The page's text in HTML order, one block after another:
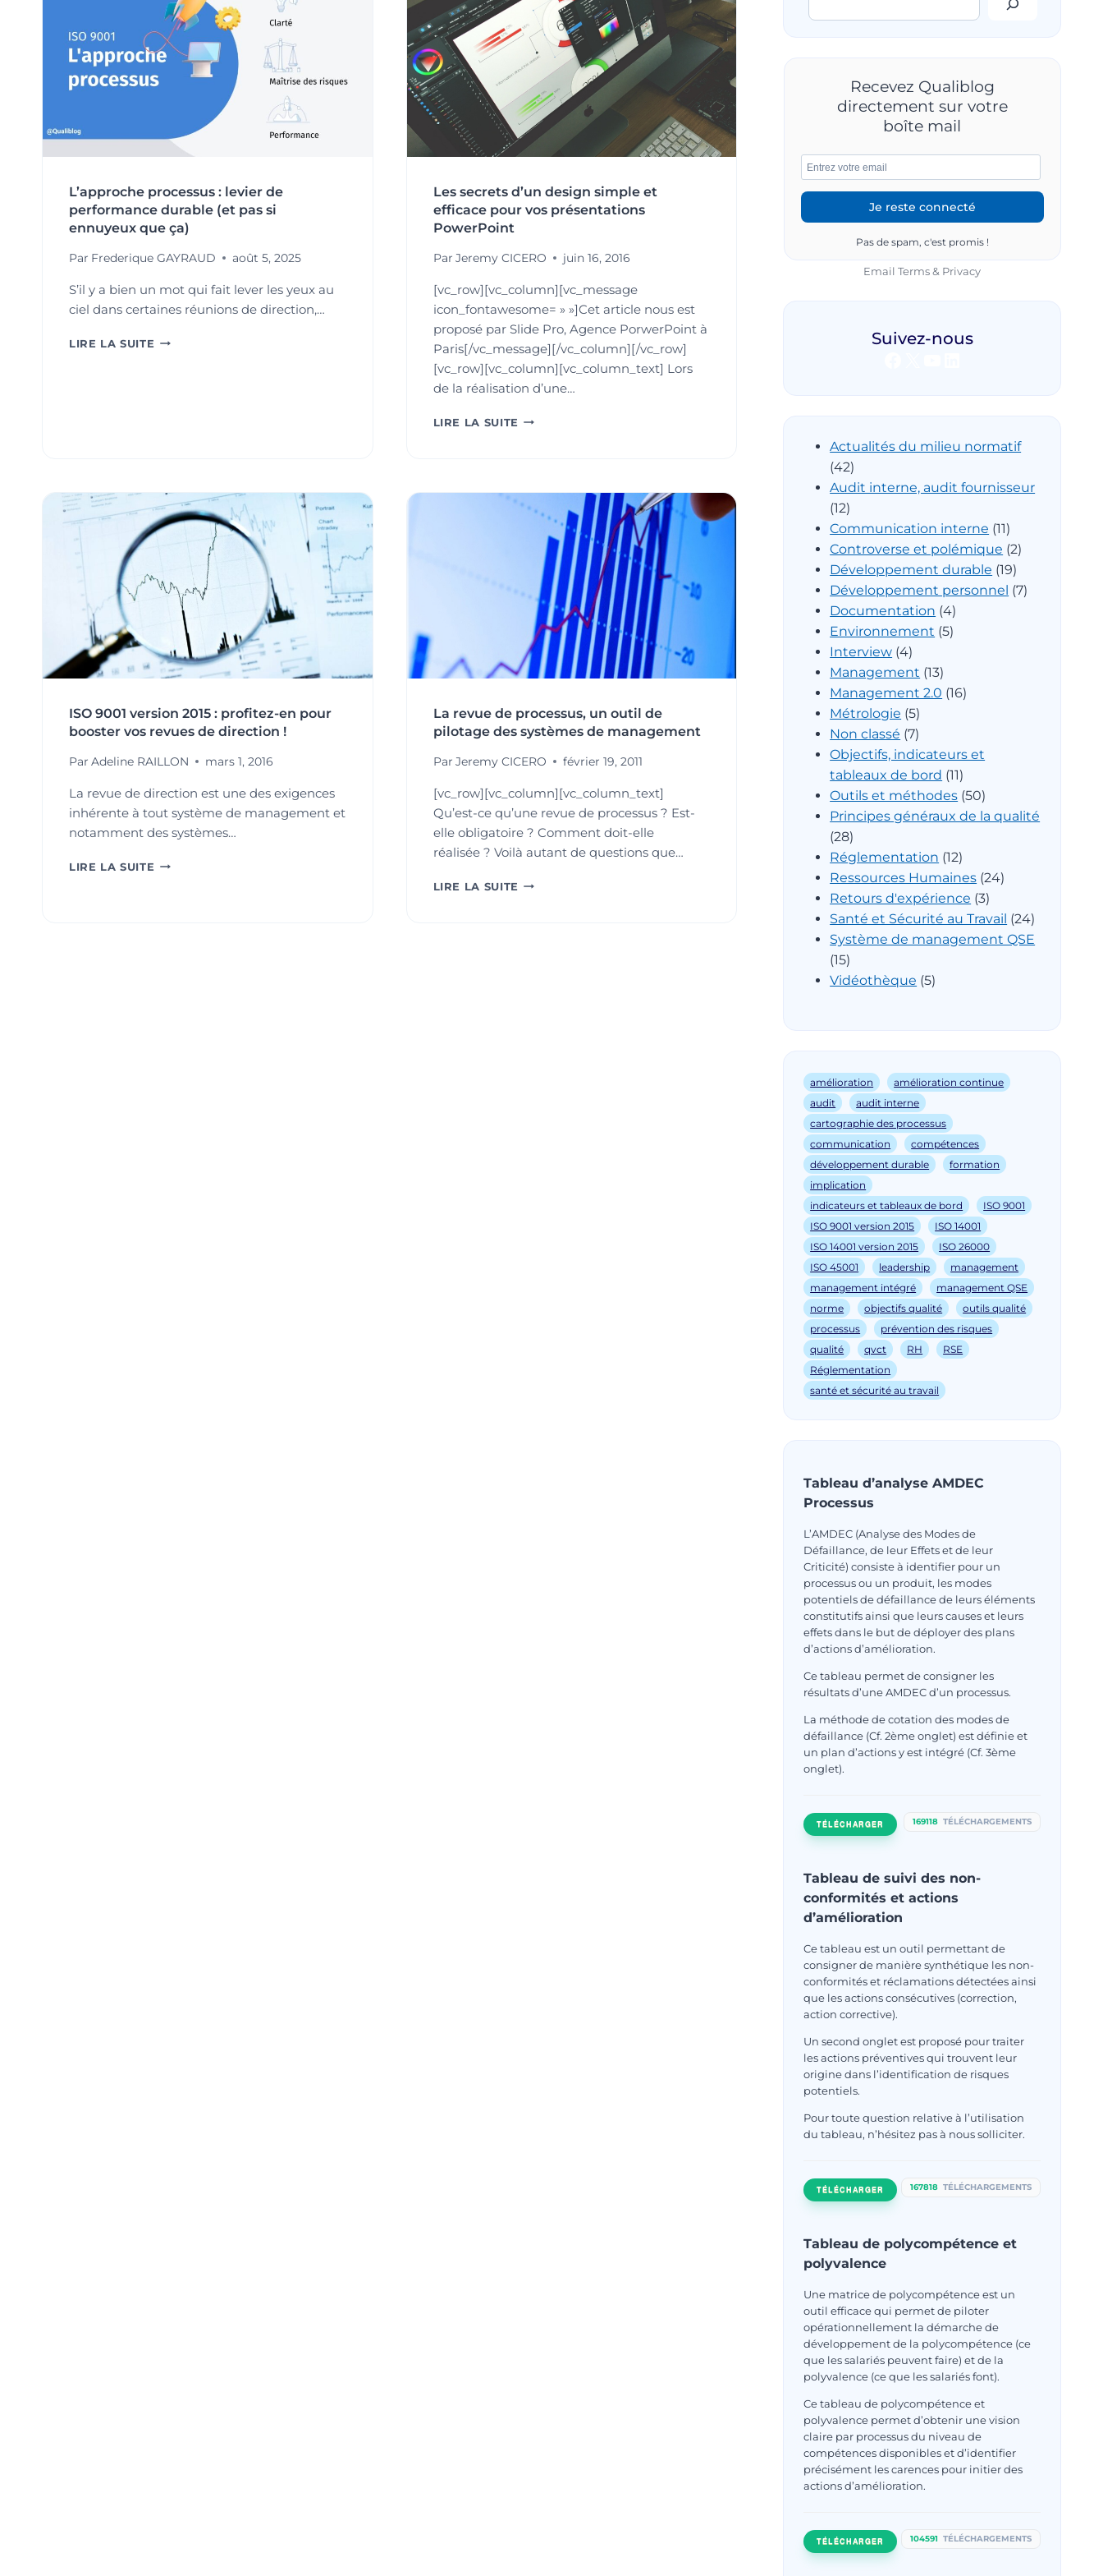
L’approche processus : levier de
performance durable (et pas si
ennuyeux que ça)
Par Frederique GAYRAUD août 5, 2025
S’il y a bien un mot qui fait lever les yeux au
ciel dans certaines réunions de direction,…
LIRE LA SUITE L’APPROCHE
ENNUYEUX
QUE
ÇA)
Les secrets d’un design simple et
efficace pour vos présentations
PowerPoint
Par Jeremy CICERO juin 16, 2016
[vc_row][vc_column][vc_message
icon_fontawesome= » »]Cet article nous est
proposé par Slide Pro, Agence PorwerPoint à
Paris[/vc_message][/vc_column][/vc_row]
[vc_row][vc_column][vc_column_text] Lors
de la réalisation d’une…
LIRE LA SUITE LES
ET
EFFICACE
POUR
PRÉSENTATIONS
POWERPOINT
ISO 9001 version 2015 : profitez-en pour
booster vos revues de direction !
Par Adeline RAILLON mars 1, 2016
La revue de direction est une des exigences
inhérente à tout système de management et
notamment des systèmes…
LIRE LA SUITE ISO
La revue de processus, un outil de
pilotage des systèmes de management
Par Jeremy CICERO février 19, 2011
[vc_row][vc_column][vc_column_text]
Qu’est-ce qu’une revue de processus ? Est-
elle obligatoire ? Comment doit-elle
réalisée ? Voilà autant de questions que…
LIRE LA SUITE LA
Recevez Qualiblog
directement sur votre
boîte mail
Pas de spam, c'est promis !
EmailTerms & Privacy
Suivez-nous
Actualités du milieu normatif
(42)
Audit interne, audit fournisseur
(12)
Communication interne (11)
Controverse et polémique (2)
Développement durable (19)
Développement personnel (7)
Documentation (4)
Environnement (5)
Interview (4)
Management (13)
Management 2.0 (16)
Métrologie (5)
Non classé (7)
Objectifs, indicateurs et
tableaux de bord (11)
Outils et méthodes (50)
Principes généraux de la qualité
(28)
Réglementation (12)
Ressources Humaines (24)
Retours d'expérience (3)
Santé et Sécurité au Travail (24)
Système de management QSE
(15)
Vidéothèque (5)
amélioration
amélioration continue
audit
audit interne
cartographie des processus
communication
compétences
développement durable
formation
implication
indicateurs et tableaux de bord
ISO 9001
ISO 9001 version 2015
ISO 14001
ISO 14001 version 2015
ISO 26000
ISO 45001
leadership
management
management intégré
management QSE
norme
objectifs qualité
outils qualité
processus
prévention des risques
qualité
qvct RH
RSE
Réglementation
santé et sécurité au travail
Tableau d’analyse AMDEC
Processus
L’AMDEC (Analyse des Modes de
Défaillance, de leur Effets et de leur
Criticité) consiste à identifier pour un
processus ou un produit, les modes
potentiels de défaillance de leurs éléments
constitutifs ainsi que leurs causes et leurs
effets dans le but de déployer des plans
d’actions d’amélioration.
Ce tableau permet de consigner les
résultats d’une AMDEC d’un processus.
La méthode de cotation des modes de
défaillance (Cf. 2ème onglet) est définie et
un plan d’actions y est intégré (Cf. 3ème
onglet).
TÉLÉCHARGER 169118 TÉLÉCHARGEMENTS
Tableau de suivi des non-
conformités et actions
d’amélioration
Ce tableau est un outil permettant de
consigner de manière synthétique les non-
conformités et réclamations détectées ainsi
que les actions consécutives (correction,
action corrective).
Un second onglet est proposé pour traiter
les actions préventives qui trouvent leur
origine dans l’identification de risques
potentiels.
Pour toute question relative à l’utilisation
du tableau, n’hésitez pas à nous solliciter.
TÉLÉCHARGER 167818 TÉLÉCHARGEMENTS
Tableau de polycompétence et
polyvalence
Une matrice de polycompétence est un
outil efficace qui permet de piloter
opérationnellement la démarche de
développement de la polycompétence (ce
que les salariés peuvent faire) et de la
polyvalence (ce que les salariés font).
Ce tableau de polycompétence et
polyvalence permet d’obtenir une vision
claire par processus du niveau de
compétences disponibles et d’identifier
précisément les carences pour initier des
actions d’amélioration.
TÉLÉCHARGER 104591 TÉLÉCHARGEMENTS